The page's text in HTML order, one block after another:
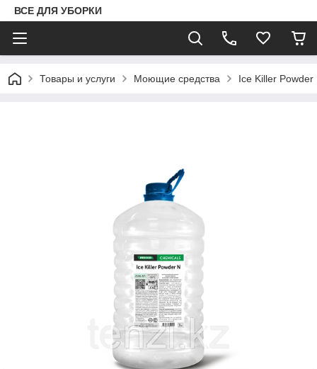
ВСЕ ДЛЯ УБОРКИ
Товары и услуги Моющие средства Ice Killer Powder